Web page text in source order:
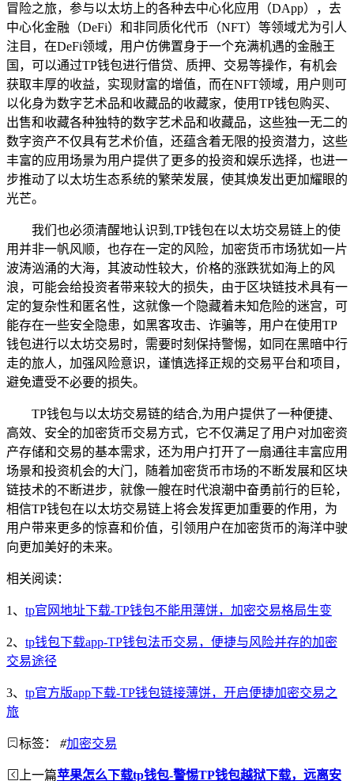
冒险之旅，参与以太坊上的各种去中心化应用（DApp），去
中心化金融（DeFi）和非同质化代币（NFT）等领域尤为引人
注目，在DeFi领域，用户仿佛置身于一个充满机遇的金融王
国，可以通过TP钱包进行借贷、质押、交易等操作，有机会
获取丰厚的收益，实现财富的增值，而在NFT领域，用户则可
以化身为数字艺术品和收藏品的收藏家，使用TP钱包购买、
出售和收藏各种独特的数字艺术品和收藏品，这些独一无二的
数字资产不仅具有艺术价值，还蕴含着无限的投资潜力，这些
丰富的应用场景为用户提供了更多的投资和娱乐选择，也进一
步推动了以太坊生态系统的繁荣发展，使其焕发出更加耀眼的
光芒。
我们也必须清醒地认识到,TP钱包在以太坊交易链上的使
用并非一帆风顺，也存在一定的风险，加密货币市场犹如一片
波涛汹涌的大海，其波动性较大，价格的涨跌犹如海上的风
浪，可能会给投资者带来较大的损失，由于区块链技术具有一
定的复杂性和匿名性，这就像一个隐藏着未知危险的迷宫，可
能存在一些安全隐患，如黑客攻击、诈骗等，用户在使用TP
钱包进行以太坊交易时，需要时刻保持警惕，如同在黑暗中行
走的旅人，加强风险意识，谨慎选择正规的交易平台和项目，
避免遭受不必要的损失。
TP钱包与以太坊交易链的结合,为用户提供了一种便捷、
高效、安全的加密货币交易方式，它不仅满足了用户对加密资
产存储和交易的基本需求，还为用户打开了一扇通往丰富应用
场景和投资机会的大门，随着加密货币市场的不断发展和区块
链技术的不断进步，就像一艘在时代浪潮中奋勇前行的巨轮，
相信TP钱包在以太坊交易链上将会发挥更加重要的作用，为
用户带来更多的惊喜和价值，引领用户在加密货币的海洋中驶
向更加美好的未来。
相关阅读：
1、 tp官网地址下载-TP钱包不能用薄饼，加密交易格局生变
2、 tp钱包下载app-TP钱包法币交易，便捷与风险并存的加密
交易途径
3、 tp官方版app下载-TP钱包链接薄饼，开启便捷加密交易之
旅
标签： #加密交易
上一篇苹果怎么下载tp钱包-警惕TP钱包越狱下载，远离安